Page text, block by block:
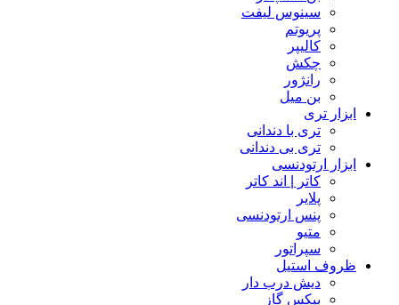
سینوس لیفت
پریوتم
کالیپر
چکش
رانژور
بن میل
ابزار تری
تری با دندانی
تری بی دندانی
ابزار ارتودنسی
کاتر | اند کاتر
پلایر
پنس ارتودنسی
متیو
سپراتور
ظروف استیل
دیش درب دار
بیکس گاز